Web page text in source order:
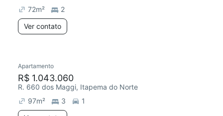
72m²
2
Ver contato
Apartamento
R$ 1.043.060
R. 660 dos Maggi, Itapema do Norte
97m² 3
1